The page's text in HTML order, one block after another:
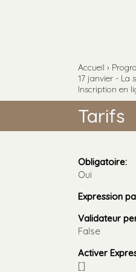
Accueil ›
17 janvier - La
Inscription en
Tarifs
Obligatoire:
Oui
Expression
Validateur
False
Activer
[]